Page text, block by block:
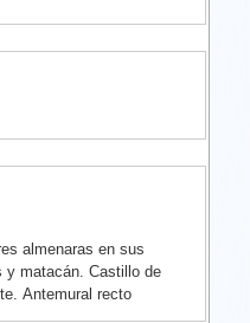
almenaras en sus
y matacán. Castillo de
Antemural recto